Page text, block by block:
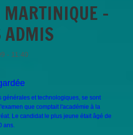
-
ADMIS
- 11:40
générales et technologiques, se sont
que comptait l'académie à la
Le candidat le plus jeune était âgé de
ans.